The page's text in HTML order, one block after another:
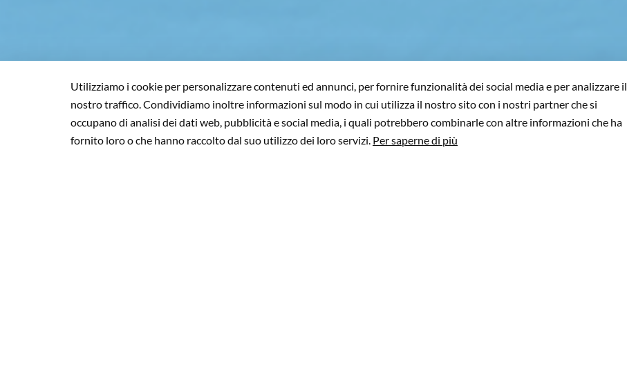
GUARDA IL VIDEO
Utilizziamo i cookie per personalizzare contenuti ed annunci, per fornire funzionalità dei social media e per analizzare il
nostro traffico. Condividiamo inoltre informazioni sul modo in cui utilizza il nostro sito con i nostri partner che si
occupano di analisi dei dati web, pubblicità e social media, i quali potrebbero combinarle con altre informazioni che ha
fornito loro o che hanno raccolto dal suo utilizzo dei loro servizi. Per saperne di più